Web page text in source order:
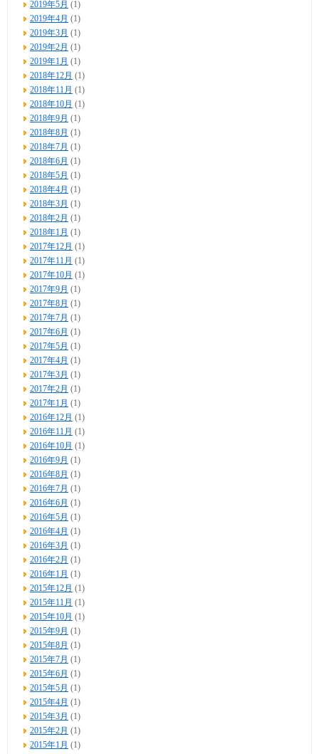
2019年5月 (1)
2019年4月 (1)
2019年3月 (1)
2019年2月 (1)
2019年1月 (1)
2018年12月 (1)
2018年11月 (1)
2018年10月 (1)
2018年9月 (1)
2018年8月 (1)
2018年7月 (1)
2018年6月 (1)
2018年5月 (1)
2018年4月 (1)
2018年3月 (1)
2018年2月 (1)
2018年1月 (1)
2017年12月 (1)
2017年11月 (1)
2017年10月 (1)
2017年9月 (1)
2017年8月 (1)
2017年7月 (1)
2017年6月 (1)
2017年5月 (1)
2017年4月 (1)
2017年3月 (1)
2017年2月 (1)
2017年1月 (1)
2016年12月 (1)
2016年11月 (1)
2016年10月 (1)
2016年9月 (1)
2016年8月 (1)
2016年7月 (1)
2016年6月 (1)
2016年5月 (1)
2016年4月 (1)
2016年3月 (1)
2016年2月 (1)
2016年1月 (1)
2015年12月 (1)
2015年11月 (1)
2015年10月 (1)
2015年9月 (1)
2015年8月 (1)
2015年7月 (1)
2015年6月 (1)
2015年5月 (1)
2015年4月 (1)
2015年3月 (1)
2015年2月 (1)
2015年1月 (1)